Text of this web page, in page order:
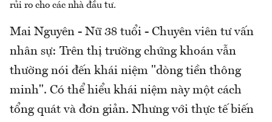
rủi ro cho các nhà đầu tư.
Mai Nguyên - Nữ 38 tuổi - Chuyên viên tư vấn
nhân sự: Trên thị trường chứng khoán vẫn
thường nói đến khái niệm "dòng tiền thông
minh". Có thể hiểu khái niệm này một cách
tổng quát và đơn giản. Nhưng với thực tế biến